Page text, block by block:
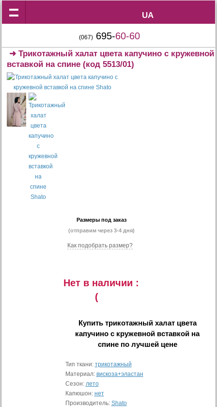
UA
UA
(067) 695-60-60
➜Трикотажный халат цвета капучино с кружевной
вставкой на спине (код 5513/01)
Размеры под заказ
(отправим через 3-4 дня)
Как подобрать размер?
Нет в наличии :
(
Купить трикотажный халат цвета
капучино с кружевной вставкой на
спинепо лучшей цене
Тип ткани: трикотажный
Материал: вискоза+эластан
Сезон: лето
Капюшон: нет
Производитель: Shato